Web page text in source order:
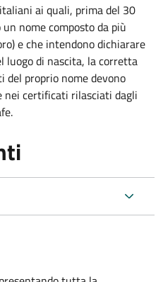
ai quali, prima del 30
nome composto da più
e che intendono dichiarare
luogo di nascita, la corretta
del proprio nome devono
certificati rilasciati dagli